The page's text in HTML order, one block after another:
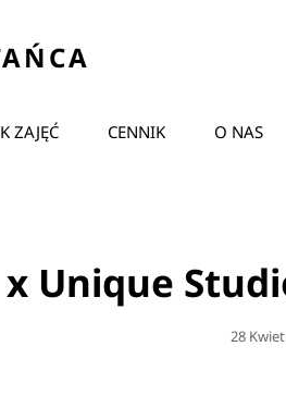
ZAJĘĆ CENNIK O NAS
Unique
Posted
28